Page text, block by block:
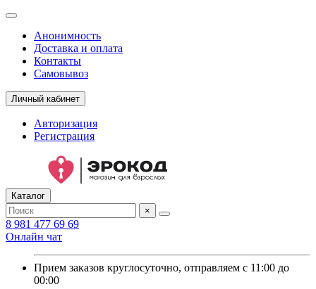
Анонимность
Доставка и оплата
Контакты
Самовывоз
Личный кабинет
Авторизация
Регистрация
Каталог
×
8 981 477 69 69
Онлайн чат
Прием заказов круглосуточно, отправляем с 11:00 до
00:00